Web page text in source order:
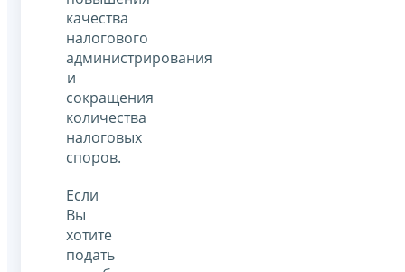
качества
налогового
администрирования
и
сокращения
количества
налоговых
споров.
Если
Вы
хотите
подать